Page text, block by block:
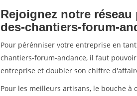
Rejoignez notre
des-chantiers-forum-
Pour pérénniser votre entreprise en
chantiers-forum-andance, il faut
entreprise et doubler son chiffre
Pour les meilleurs artisans, le bouche